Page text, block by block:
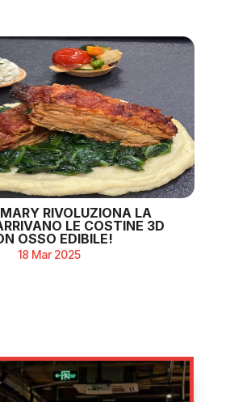
RIVOLUZIONA LA
LE COSTINE 3D
OSSO EDIBILE!
18 Mar 2025